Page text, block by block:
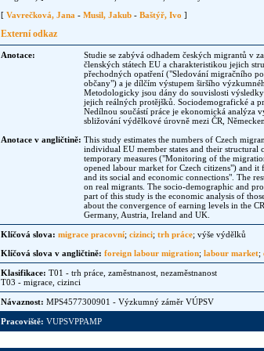
[ Vavrečková, Jana - Musil, Jakub - Baštýř, Ivo ]
Externí odkaz
Anotace:
Studie se zabývá odhadem českých migrantů v
členských státech EU a charakteristikou jejich
přechodných opatření ("Sledování migračního
občany") a je dílčím výstupem širšího
Metodologicky jsou dány do souvislosti
jejich reálných protějšků. Sociodemografické a
Nedílnou součástí práce je ekonomická
sbližování výdělkové úrovně mezi ČR,
Anotace v angličtině: This study estimates the numbers of Czech
individual EU member states and their
temporary measures ("Monitoring of the
opened labour market for Czech citizens") and
and its social and economic connections". The
on real migrants. The socio-demographic and
part of this study is the economic analysis of
about the convergence of earning levels in the CR,
Germany, Austria, Ireland and UK.
Klíčová slova: migrace pracovní; cizinci; trh práce; výše výdělků
Klíčová slova v angličtině: foreign labour migration; labour market;
Klasifikace: T01 - trh práce, zaměstnanost, nezaměstnanost
T03 - migrace, cizinci
Návaznost: MPS4577300901 - Výzkumný záměr VÚPSV
Pracoviště: VUPSVPPAMP